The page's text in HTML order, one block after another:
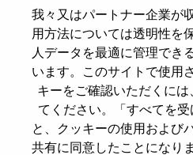
我々又はパートナー企業が
用方法については透明性を
人データを最適に管理でき
います。このサイトで使用
キーをご確認いただくには、
てください。「すべてを
と、クッキーの使用および
共有に同意したことになり
Enter the email address
account, then click
パスワードをリセット
emailに送ります